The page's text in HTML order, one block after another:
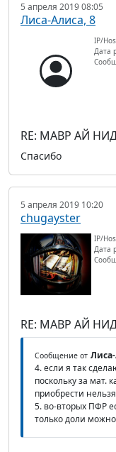
5 апреля 2019 08:05
Лиса-Алиса, 8
IP/
Дата
RE: МАВР АЙ
Спасибо
5 апреля 2019 10:20
chugayster
IP/
Дата
RE: МАВР АЙ
Сообщение от
4. если я так
поскольку за мат.
приобрести нельзя
5. во-вторых ПФР
только доли